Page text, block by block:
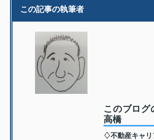
この記事の執筆者
このブロ
高橋
♢不動産キャリ